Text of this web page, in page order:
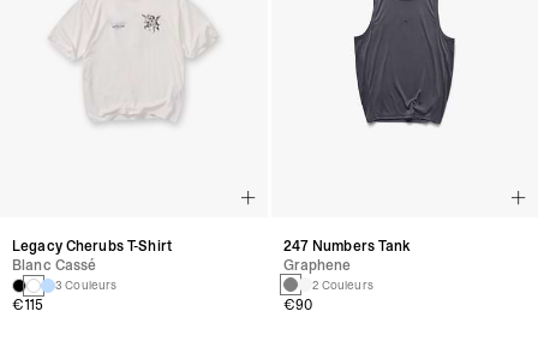
Legacy Cherubs T-Shirt
Blanc Cassé
3 Couleurs
€115
247 Numbers Tank
Graphene
2 Couleurs
€90